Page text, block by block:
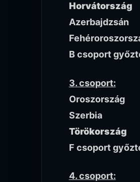
Horvátország
Azerbajdzsán
B csoport
3. csoport:
Oroszország
Szerbia
Törökország
F csoport
4. csoport: